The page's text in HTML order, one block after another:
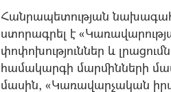
Հանրապետության
ստորագրել է
փոփոխություններ և
համակարգի մարմինների
մասին, «Կառավարչական